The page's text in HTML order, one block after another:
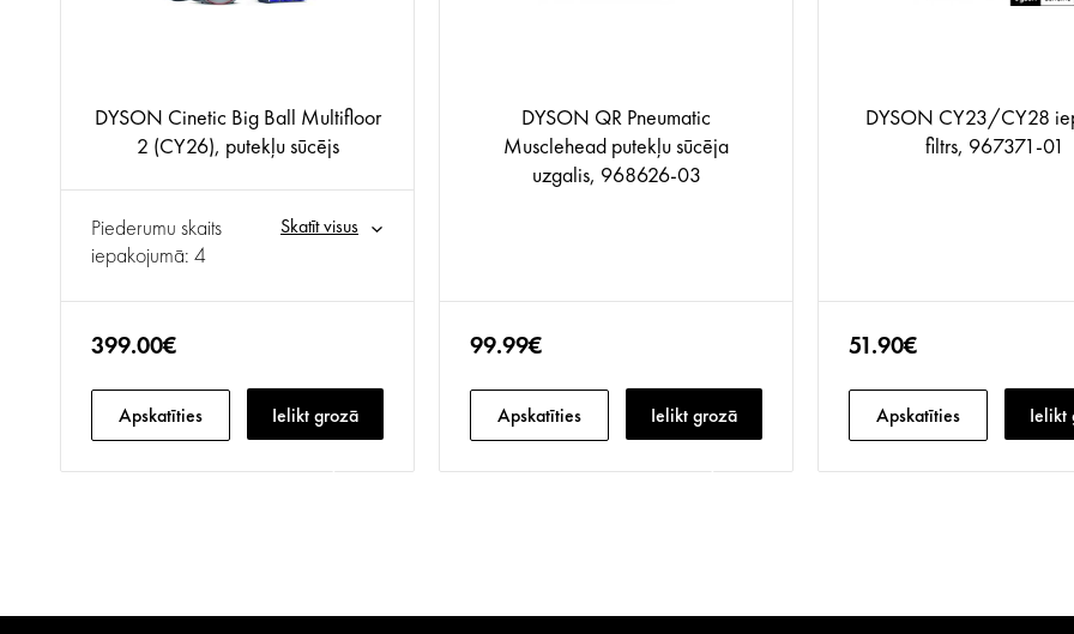
DYSON Cinetic Big Ball Multifloor
2 (CY26), putekļu sūcējs
Piederumu skaits
iepakojumā: 4
Skatīt visus
399.00€
Apskatīties Ielikt grozā
DYSON QR Pneumatic
Musclehead putekļu sūcēja
uzgalis, 968626-03
99.99€
Apskatīties Ielikt grozā
DYSON CY23/CY28
filtrs, 967371-01
51.90€
Apskatīties Ielikt